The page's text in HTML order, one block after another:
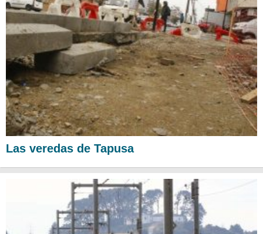
Las veredas de Tapusa